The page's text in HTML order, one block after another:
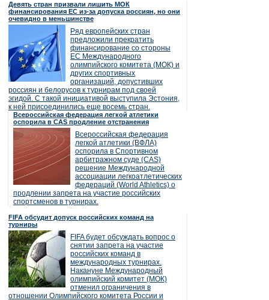
Девять стран призвали лишить МОК
финансирования ЕС из-за допуска россиян, но они
очевидно в меньшинстве
Ряд европейских стран
предложили прекратить
финансирование со стороны
ЕС Международного
олимпийского комитета (МОК) и
других спортивных
организаций, допустивших
россиян и белорусов к турнирам под своей
эгидой. С такой инициативой выступила Эстония,
к ней присоединились еще восемь стран.
Всероссийская федерация легкой атлетики
оспорила в CAS продление отстранения
Всероссийская федерация
легкой атлетики (ВФЛА)
оспорила в Спортивном
арбитражном суде (CAS)
решение Международной
ассоциации легкоатлетических
федераций (World Athletics) о
продлении запрета на участие российских
спортсменов в турнирах.
FIFA обсудит допуск российских команд на
турниры
FIFA будет обсуждать вопрос о
снятии запрета на участие
российских команд в
международных турнирах.
Накануне Международный
олимпийский комитет (МОК)
отменил ограничения в
отношении Олимпийского комитета России и